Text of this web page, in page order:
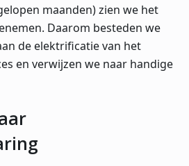
maanden) zien we het
Daarom besteden we
de elektrificatie van het
en verwijzen we naar handige